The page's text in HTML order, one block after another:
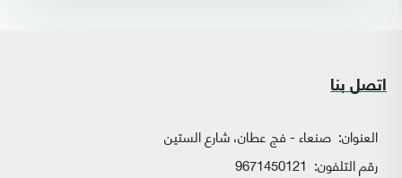
اتصل بنا
العنوان: صنعاء - فج عطان، شارع الستين
رقم التلفون: 9671450121